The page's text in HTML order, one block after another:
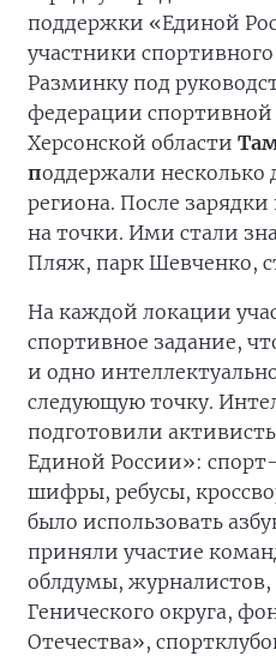
поддержки «Единой
участники
Разминку под
федерации спортивной
Херсонской области
поддержали несколько
региона. После
на точки. Ими стали
Пляж, парк Шевченко,
На каждой локации
спортивное задание,
и одно
следующую точку.
подготовили
Единой России»:
шифры, ребусы,
было использовать
приняли участие
облдумы,
Генического округа,
Отечества»,